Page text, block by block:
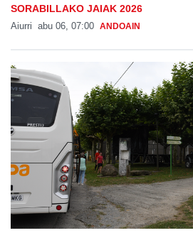
SORABILLAKO JAIAK 2026
Aiurri abu 06, 07:00 ANDOAIN